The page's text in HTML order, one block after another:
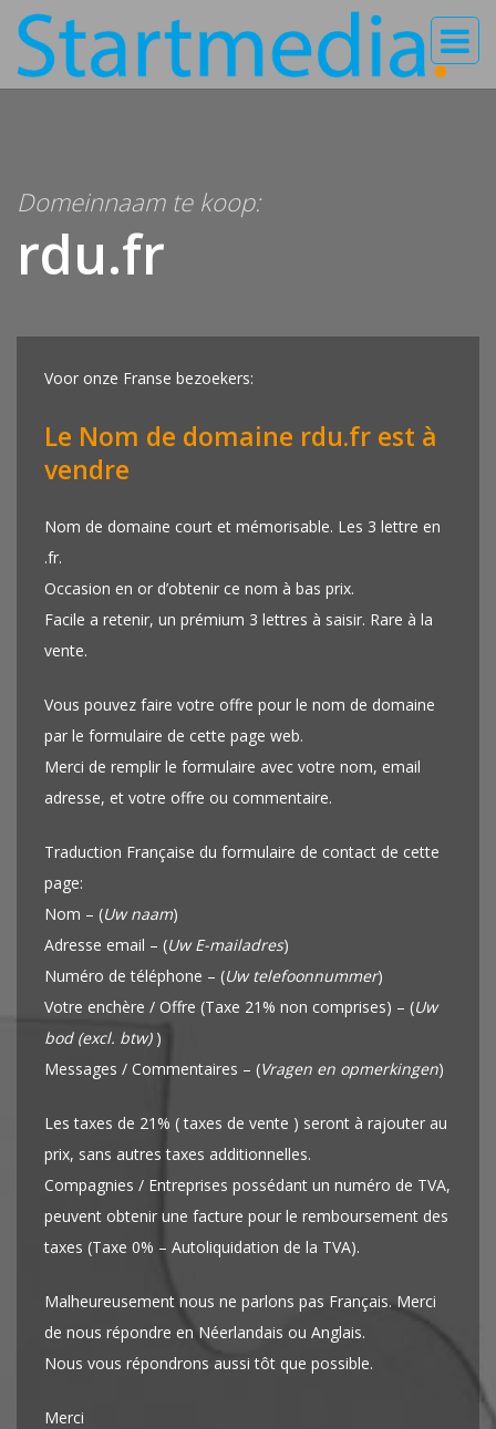
Domeinnaam te koop:
rdu.fr
Voor onze Franse bezoekers:
Le Nom de domaine rdu.fr est à
vendre
Nom de domaine court et mémorisable. Les 3 lettre en
.fr.
Occasion en or d’obtenir ce nom à bas prix.
Facile a retenir, un prémium 3 lettres à saisir. Rare à la
vente.
Vous pouvez faire votre offre pour le nom de domaine
par le formulaire de cette page web.
Merci de remplir le formulaire avec votre nom, email
adresse, et votre offre ou commentaire.
Traduction Française du formulaire de contact de cette
page:
Nom – (Uw naam)
Adresse email – (Uw E-mailadres)
Numéro de téléphone – (Uw telefoonnummer)
Votre enchère / Offre (Taxe 21% non comprises) – (Uw
bod (excl. btw) )
Messages / Commentaires – (Vragen en opmerkingen)
Les taxes de 21% ( taxes de vente ) seront à rajouter au
prix, sans autres taxes additionnelles.
Compagnies / Entreprises possédant un numéro de TVA,
peuvent obtenir une facture pour le remboursement des
taxes (Taxe 0% – Autoliquidation de la TVA).
Malheureusement nous ne parlons pas Français. Merci
de nous répondre en Néerlandais ou Anglais.
Nous vous répondrons aussi tôt que possible.
Merci